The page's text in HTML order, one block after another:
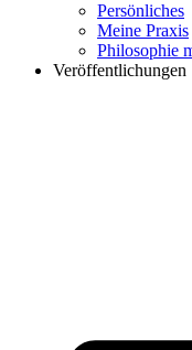
Persönliches
Meine Praxis
Philosophie
Veröffentlichungen